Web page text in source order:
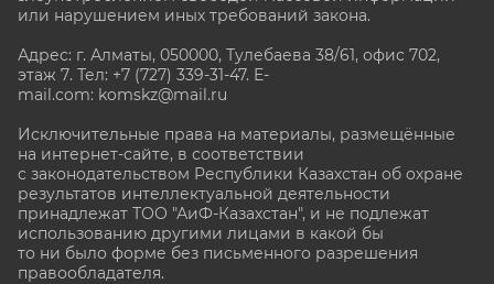
или нарушением иных требований закона.
Адрес: г. Алматы, 050000, Тулебаева 38/61, офис 702,
этаж 7. Тел: +7 (727) 339-31-47. E-
mail.com: komskz@mail.ru
Исключительные права на материалы, размещённые
на интернет-сайте, в соответствии
с законодательством Республики Казахстан об охране
результатов интеллектуальной деятельности
принадлежат ТОО "АиФ-Казахстан", и не подлежат
использованию другими лицами в какой бы
то ни было форме без письменного разрешения
правообладателя.